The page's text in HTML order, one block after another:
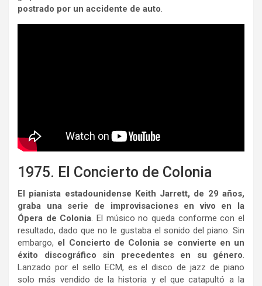
postrado por un accidente de auto.
1975. El Concierto de Colonia
El pianista estadounidense Keith Jarrett, de 29 años,
graba una serie de improvisaciones en vivo en la
Ópera de Colonia. El músico no queda conforme con el
resultado, dado que no le gustaba el sonido del piano. Sin
embargo, el Concierto de Colonia se convierte en un
éxito discográfico sin precedentes en su género.
Lanzado por el sello ECM, es el disco de jazz de piano
solo más vendido de la historia y el que catapultó a la